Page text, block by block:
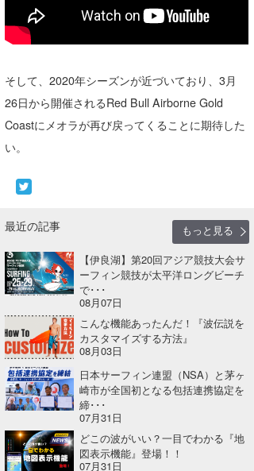
そして、2020年シーズンが近づいており、3月
26日から開催されるRed Bull Airborne Gold
Coastにメオラが再び戻ってくることに期待した
い。
最近の記事
もっと見る
【伊良湖】第20回アジア競技大会サ
ーフィン競技が太平洋ロングビーチ
で･･･
08月07日
こんな機能あったんだ！『波伝説を
カスタマイズする方法』
08月03日
日本サーフィン連盟（NSA）と茅ヶ
崎市が全国初となる包括連携協定を
締･･･
07月31日
どこの波がいい？一目でわかる『地
図表示機能』登場！！
07月31日
唐澤予報士
SancheZ
ゴン
米山予報士
chappy
Romisea